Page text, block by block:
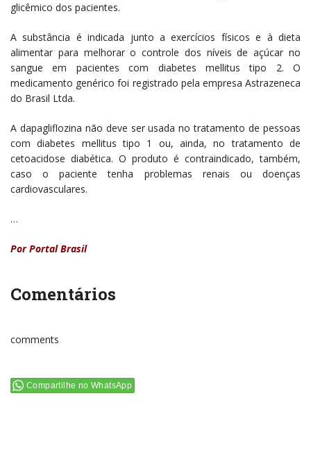
glicêmico dos pacientes.
A substância é indicada junto a exercícios físicos e à dieta
alimentar para melhorar o controle dos níveis de açúcar no
sangue em pacientes com diabetes mellitus tipo 2. O
medicamento genérico foi registrado pela empresa Astrazeneca
do Brasil Ltda.
A dapagliflozina não deve ser usada no tratamento de pessoas
com diabetes mellitus tipo 1 ou, ainda, no tratamento de
cetoacidose diabética. O produto é contraindicado, também,
caso o paciente tenha problemas renais ou doenças
cardiovasculares.
…
Por Portal Brasil
Comentários
comments
Compartilhe no WhatsApp